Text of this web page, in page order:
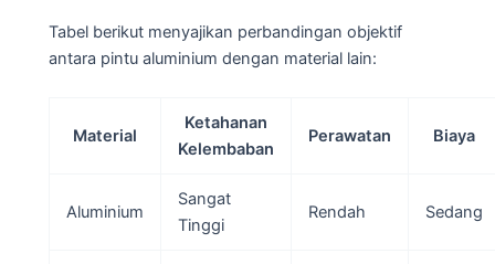
Tabel berikut menyajikan perbandingan objektif
antara pintu aluminium dengan material lain:
Material
Ketahanan
Kelembaban
Perawatan Biaya
Aluminium
Sangat
Tinggi
Rendah Sedang